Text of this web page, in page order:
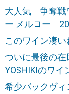
大人気 争奪戦
ー メルロー
このワイン凄い
ついに最後の
YOSHIKIのワイ
希少バックヴィ